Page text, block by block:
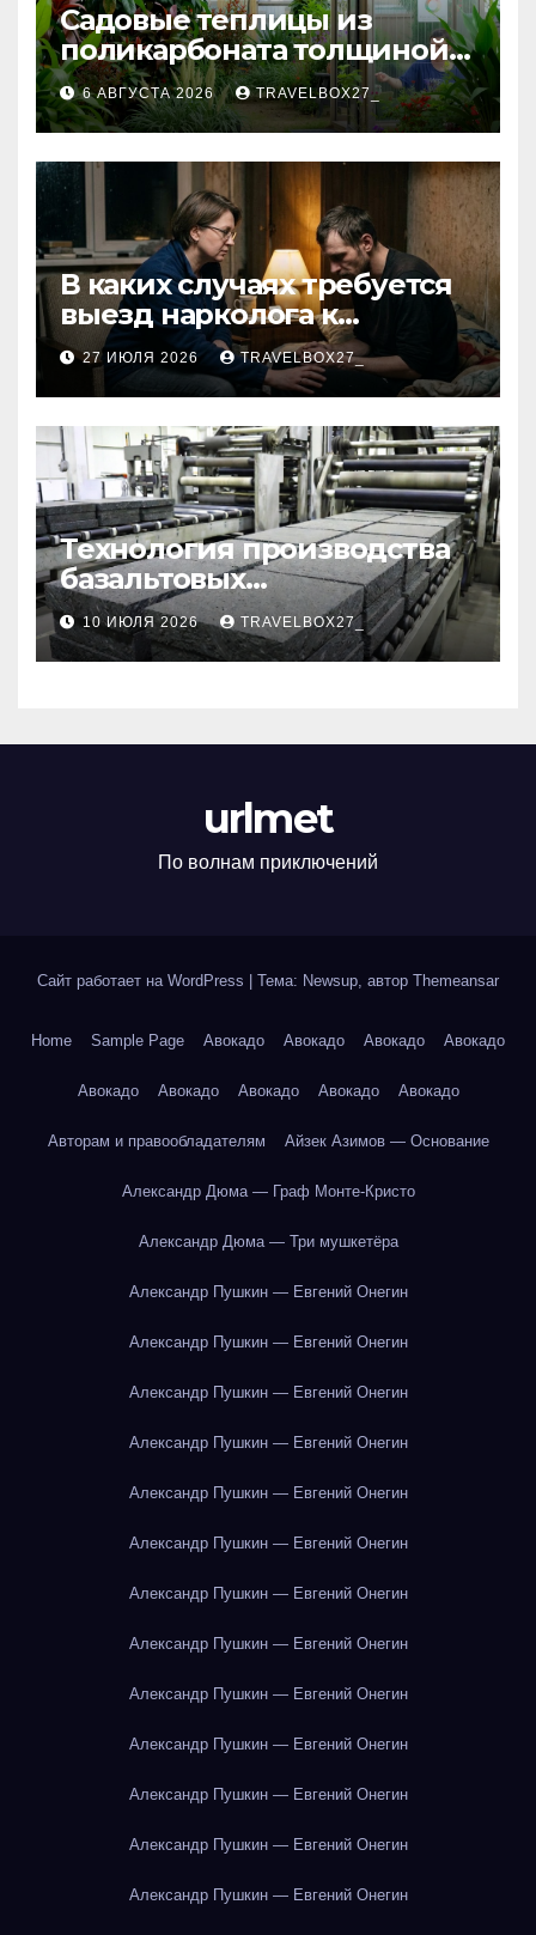
Садовые теплицы из
поликарбоната толщиной 4
и 6 мм
6 АВГУСТА 2026 TRAVELBOX27_
В каких случаях требуется
выезд нарколога к
пациенту
27 ИЮЛЯ 2026 TRAVELBOX27_
Технология производства
базальтовых
теплоизоляционных плит
по ГОСТ
10 ИЮЛЯ 2026 TRAVELBOX27_
urlmet
По волнам приключений
Сайт работает на WordPress Тема: Newsup, автор Themeansar
Home Sample Page Авокадо Авокадо Авокадо Авокадо
Авокадо Авокадо Авокадо Авокадо Авокадо
Авторам и правообладателям Айзек Азимов — Основание
Александр Дюма — Граф Монте-Кристо
Александр Дюма — Три мушкетёра
Александр Пушкин — Евгений Онегин
Александр Пушкин — Евгений Онегин
Александр Пушкин — Евгений Онегин
Александр Пушкин — Евгений Онегин
Александр Пушкин — Евгений Онегин
Александр Пушкин — Евгений Онегин
Александр Пушкин — Евгений Онегин
Александр Пушкин — Евгений Онегин
Александр Пушкин — Евгений Онегин
Александр Пушкин — Евгений Онегин
Александр Пушкин — Евгений Онегин
Александр Пушкин — Евгений Онегин
Александр Пушкин — Евгений Онегин